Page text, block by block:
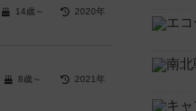
14歳～ 2020年
8歳～ 2021年